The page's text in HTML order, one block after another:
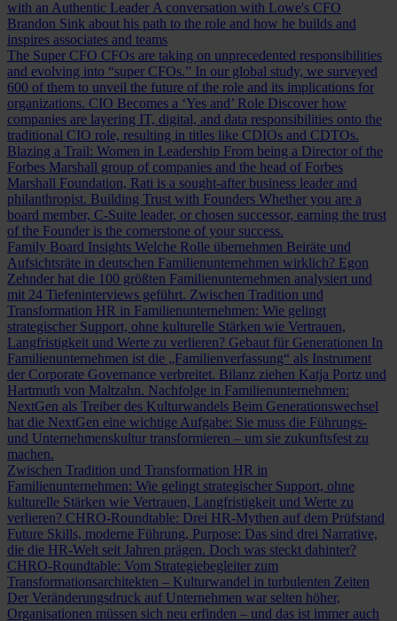
with an Authentic Leader A conversation with Lowe's CFO
Brandon Sink about his path to the role and how he builds and
inspires associates and teams
The Super CFO CFOs are taking on unprecedented responsibilities
and evolving into “super CFOs.” In our global study, we surveyed
600 of them to unveil the future of the role and its implications for
organizations. CIO Becomes a ‘Yes and’ Role Discover how
companies are layering IT, digital, and data responsibilities onto the
traditional CIO role, resulting in titles like CDIOs and CDTOs.
Blazing a Trail: Women in Leadership From being a Director of the
Forbes Marshall group of companies and the head of Forbes
Marshall Foundation, Rati is a sought-after business leader and
philanthropist. Building Trust with Founders Whether you are a
board member, C-Suite leader, or chosen successor, earning the trust
of the Founder is the cornerstone of your success.
Family Board Insights Welche Rolle übernehmen Beiräte und
Aufsichtsräte in deutschen Familienunternehmen wirklich? Egon
Zehnder hat die 100 größten Familienunternehmen analysiert und
mit 24 Tiefeninterviews geführt. Zwischen Tradition und
Transformation HR in Familienunternehmen: Wie gelingt
strategischer Support, ohne kulturelle Stärken wie Vertrauen,
Langfristigkeit und Werte zu verlieren? Gebaut für Generationen In
Familienunternehmen ist die „Familienverfassung“ als Instrument
der Corporate Governance verbreitet. Bilanz ziehen Katja Portz und
Hartmuth von Maltzahn. Nachfolge in Familienunternehmen:
NextGen als Treiber des Kulturwandels Beim Generationswechsel
hat die NextGen eine wichtige Aufgabe: Sie muss die Führungs-
und Unternehmenskultur transformieren – um sie zukunftsfest zu
machen.
Zwischen Tradition und Transformation HR in
Familienunternehmen: Wie gelingt strategischer Support, ohne
kulturelle Stärken wie Vertrauen, Langfristigkeit und Werte zu
verlieren? CHRO-Roundtable: Drei HR-Mythen auf dem Prüfstand
Future Skills, moderne Führung, Purpose: Das sind drei Narrative,
die die HR-Welt seit Jahren prägen. Doch was steckt dahinter?
CHRO-Roundtable: Vom Strategiebegleiter zum
Transformationsarchitekten – Kulturwandel in turbulenten Zeiten
Der Veränderungsdruck auf Unternehmen war selten höher,
Organisationen müssen sich neu erfinden – und das ist immer auch